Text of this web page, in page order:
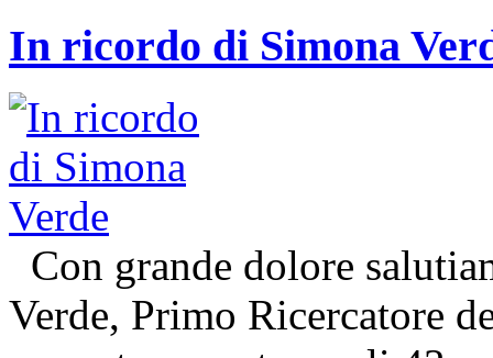
In ricordo di Simona
Con grande dolore
Verde, Primo Ricercatore